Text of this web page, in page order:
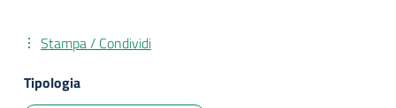
Stampa / Condividi
Tipologia